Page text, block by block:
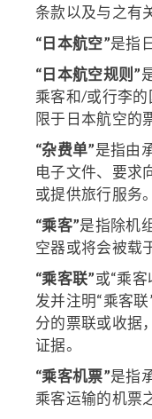
条款以及与之有
“日本航空”是指
“日本航空规则”
乘客和/或行李
限于日本航空的
“杂费单”是指由
电子文件、要求
或提供旅行服务。
“乘客”是指除机
空器或将会被载
“乘客联”或“乘
发并注明“乘客
分的票联或收据
证据。
“乘客机票”是指
乘客运输的机票